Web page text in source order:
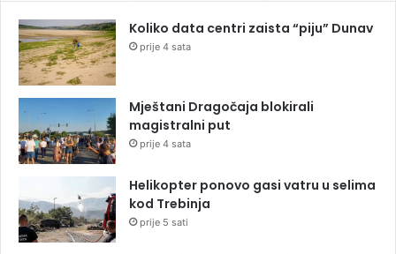
Koliko data centri zaista “piju” Dunav
prije 4 sata
Mještani Dragočaja blokirali
magistralni put
prije 4 sata
Helikopter ponovo gasi vatru u selima
kod Trebinja
prije 5 sati